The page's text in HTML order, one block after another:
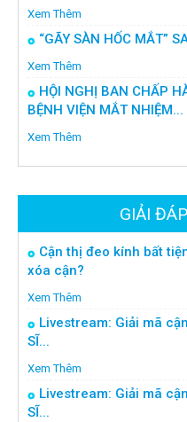
Xem Thêm
“GÃY SÀN HỐC MẮT”
Xem Thêm
HỘI NGHỊ BAN CHẤP
BỆNH VIỆN MẮT NHIỆM...
Xem Thêm
GIẢI
Cận thị đeo kính bất
xóa cận?
Xem Thêm
Livestream: Giải mã
SĨ...
Xem Thêm
Livestream: Giải mã
SĨ...